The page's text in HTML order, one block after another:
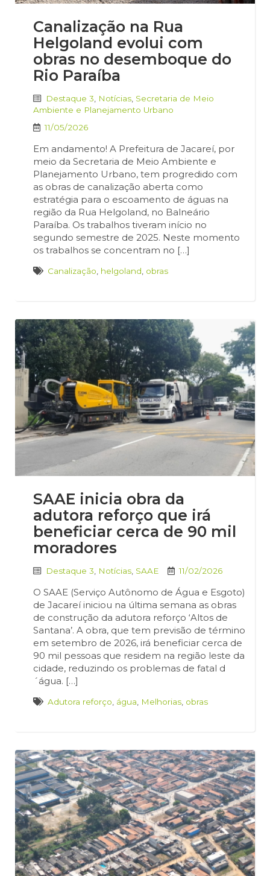
Canalização na Rua
Helgoland evolui com
obras no desemboque do
Rio Paraíba
Destaque 3 Notícias Secretaria de Meio
Ambiente e Planejamento Urbano
11/05/2026
Em andamento! A Prefeitura de Jacareí, por
meio da Secretaria de Meio Ambiente e
Planejamento Urbano, tem progredido com
as obras de canalização aberta como
estratégia para o escoamento de águas na
região da Rua Helgoland, no Balneário
Paraíba. Os trabalhos tiveram início no
segundo semestre de 2025. Neste momento
os trabalhos se concentram no […]
Canalização helgoland obras
SAAE inicia obra da
adutora reforço que irá
beneficiar cerca de 90 mil
moradores
Destaque 3 Notícias SAAE 11/02/2026
O SAAE (Serviço Autônomo de Água e Esgoto)
de Jacareí iniciou na última semana as obras
de construção da adutora reforço ‘Altos de
Santana’. A obra, que tem previsão de término
em setembro de 2026, irá beneficiar cerca de
90 mil pessoas que residem na região leste da
cidade, reduzindo os problemas de fatal d
´água. […]
Adutora reforço água Melhorias obras